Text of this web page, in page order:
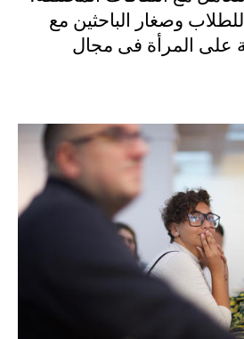
وصغار الباحثين مع
على المرأة فى مجال